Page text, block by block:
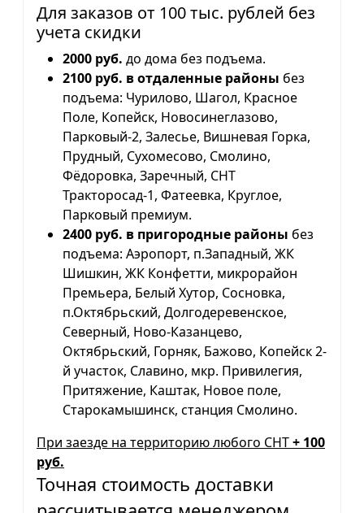
Для заказов от 100 тыс. рублей без
учета скидки
2000 руб. до дома без подъема.
2100 руб. в отдаленные районы без
подъема: Чурилово, Шагол, Красное
Поле, Копейск, Новосинеглазово,
Парковый-2, Залесье, Вишневая Горка,
Прудный, Сухомесово, Смолино,
Фёдоровка, Заречный, СНТ
Тракторосад-1, Фатеевка, Круглое,
Парковый премиум.
2400 руб. в пригородные районы без
подъема: Аэропорт, п.Западный, ЖК
Шишкин, ЖК Конфетти, микрорайон
Премьера, Белый Хутор, Сосновка,
п.Октябрьский, Долгодеревенское,
Северный, Ново-Казанцево,
Октябрьский, Горняк, Бажово, Копейск 2-
й участок, Славино, мкр. Привилегия,
Притяжение, Каштак, Новое поле,
Старокамышинск, станция Смолино.
При заезде на территорию любого СНТ+ 100
руб.
Точная стоимость доставки